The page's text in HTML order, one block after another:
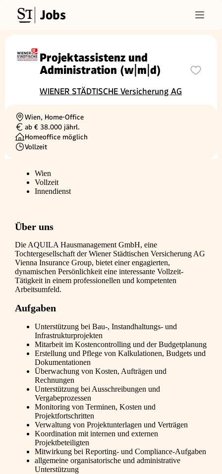
Jobs
Projektassistenz und
Administration (w|m|d)
WIENER STÄDTISCHE Versicherung AG
Ortschaft
Wien, Home-Office
Gehalt
ab € 38.000 jährl.
Homeoffice möglich
Beschäftigungsart
Vollzeit
Wien
Vollzeit
Innendienst
Über uns
Die AQUILA Hausmanagement GmbH, eine
Tochtergesellschaft der Wiener Städtischen Versicherung AG
Vienna Insurance Group, bietet einer engagierten,
dynamischen Persönlichkeit eine interessante Vollzeit-
Tätigkeit in einem professionellen und kompetenten
Arbeitsumfeld.
Aufgaben
Unterstützung bei Bau-, Instandhaltungs- und
Infrastrukturprojekten
Mitarbeit im Kostencontrolling und der Budgetplanung
Erstellung und Pflege von Kalkulationen, Budgets und
Dokumentationen
Überwachung von Kosten, Aufträgen und
Rechnungen
Unterstützung bei Ausschreibungen und
Vergabeprozessen
Monitoring von Terminen, Kosten und
Projektfortschritten
Verwaltung von Projektunterlagen und Verträgen
Koordination mit internen und externen
Projektbeteiligten
Mitwirkung bei Reporting- und Compliance-Aufgaben
allgemeine organisatorische und administrative
Unterstützung